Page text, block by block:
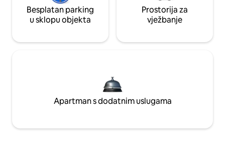
Besplatan parking
u sklopu objekta
Prostorija za
vježbanje
Apartman s dodatnim uslugama